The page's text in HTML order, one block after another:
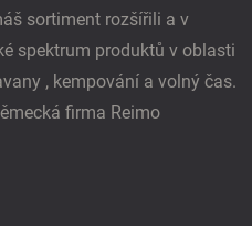
sortiment rozšířili a v
spektrum produktů v oblasti
, kempování a volný čas.
firma Reimo